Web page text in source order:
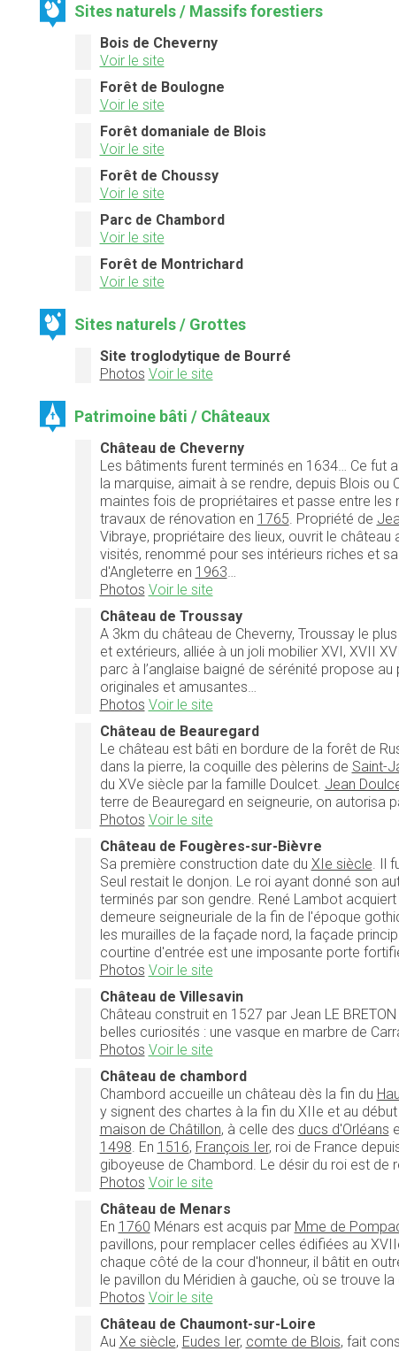
Sites naturels / Massifs forestiers
Bois de Cheverny
Voir le site
Forêt de Boulogne
Voir le site
Forêt domaniale de Blois
Voir le site
Forêt de Choussy
Voir le site
Parc de Chambord
Voir le site
Forêt de Montrichard
Voir le site
Sites naturels / Grottes
Site troglodytique de Bourré
Photos Voir le site
Patrimoine bâti / Châteaux
Château de Cheverny
Les bâtiments furent terminés en 1634… Ce fut
la marquise, aimait à se rendre, depuis Blois ou
maintes fois de propriétaires et passe entre les
travaux de rénovation en 1765 . Propriété de
Vibraye, propriétaire des lieux, ouvrit le
visités, renommé pour ses intérieurs riches et
d'Angleterre en 1963
Photos Voir le site
Château de Troussay
A 3km du château de Cheverny, Troussay le
et extérieurs, alliée à un joli mobilier XVI, XVII
parc à l’anglaise baigné de sérénité propose
originales et amusantes…
Photos Voir le site
Château de Beauregard
Le château est bâti en bordure de la forêt de
dans la pierre, la coquille des pèlerins de Saint-
du XVe siècle par la famille Doulcet. Jean
terre de Beauregard en seigneurie, on autorisa
Photos Voir le site
Château de Fougères-sur-Bièvre
Sa première construction date du XIe siècle . Il
Seul restait le donjon. Le roi ayant donné son
terminés par son gendre. René Lambot
demeure seigneuriale de la fin de l'époque
les murailles de la façade nord, la façade
courtine d'entrée est une imposante porte
Photos Voir le site
Château de Villesavin
Château construit en 1527 par Jean LE
belles curiosités : une vasque en marbre de
Photos Voir le site
Château de chambord
Chambord accueille un château dès la fin du
y signent des chartes à la fin du XIIe et au
maison de Châtillon, à celle des ducs d'Orléans
1498 . En 1516, François Ier, roi de France
giboyeuse de Chambord. Le désir du roi est de
Photos Voir le site
Château de Menars
En 1760 Ménars est acquis par Mme de
pavillons, pour remplacer celles édifiées au
chaque côté de la cour d'honneur, il bâtit en
le pavillon du Méridien à gauche, où se trouve
Photos Voir le site
Château de Chaumont-sur-Loire
Au Xe siècle, Eudes Ier, comte de Blois, fait